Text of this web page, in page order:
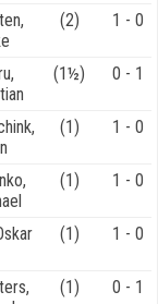
(2) 1 - 0
(1½) 0 - 1
(1) 1 - 0
(1) 1 - 0
(1) 1 - 0
(1) 0 - 1